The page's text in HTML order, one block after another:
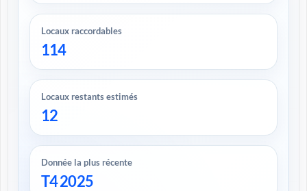
Locaux raccordables
114
Locaux restants estimés
12
Donnée la plus récente
T4 2025